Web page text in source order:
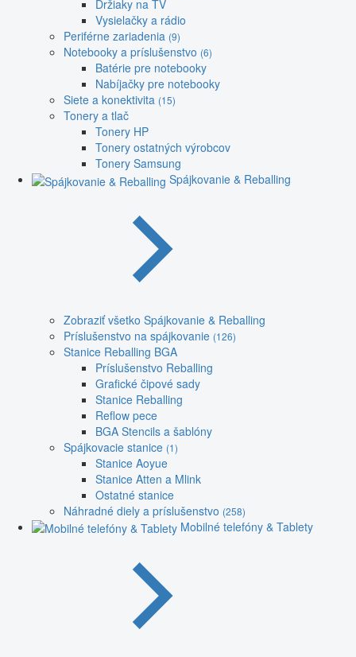
Držiaky na TV
Vysielačky a rádio
Periférne zariadenia (9)
Notebooky a príslušenstvo (6)
Batérie pre notebooky
Nabíjačky pre notebooky
Siete a konektivita (15)
Tonery a tlač
Tonery HP
Tonery ostatných výrobcov
Tonery Samsung
Spájkovanie & Reballing
Zobraziť všetko Spájkovanie & Reballing
Príslušenstvo na spájkovanie (126)
Stanice Reballing BGA
Príslušenstvo Reballing
Grafické čipové sady
Stanice Reballing
Reflow pece
BGA Stencils a šablóny
Spájkovacie stanice (1)
Stanice Aoyue
Stanice Atten a Mlink
Ostatné stanice
Náhradné diely a príslušenstvo (258)
Mobilné telefóny & Tablety